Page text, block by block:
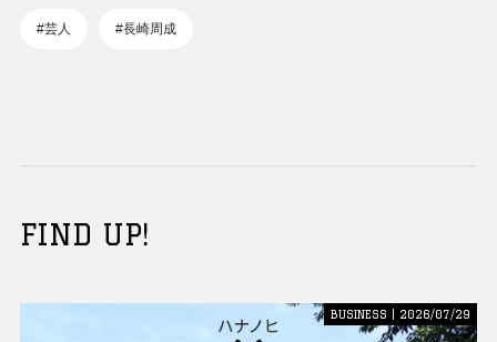
#芸人 #長崎周成
FIND UP!
BUSINESS | 2026/07/29